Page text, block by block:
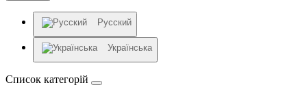
Русский
Українська
Список категорій